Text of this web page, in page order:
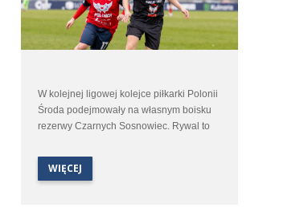
W kolejnej ligowej kolejce piłkarki Polonii
Środa podejmowały na własnym boisku
rezerwy Czarnych Sosnowiec. Rywal to
głównie od posiłków z pierwszego
zespołu. Czarne potrafiły w tej rundzie
WIĘCEJ